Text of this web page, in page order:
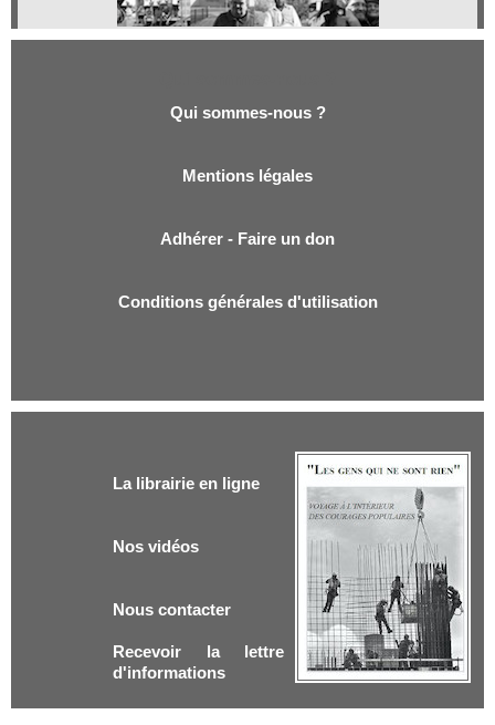
Qui sommes-nous ?
Mentions légales
Adhérer - Faire un don
Conditions générales d'utilisation
La librairie en ligne
Nos vidéos
Nous contacter
Recevoir la lettre
d'informations